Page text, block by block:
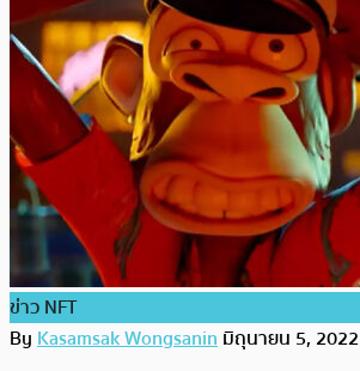
ข่าว NFT
ByKasamsak Wongsaninมิถุนายน 5, 2022